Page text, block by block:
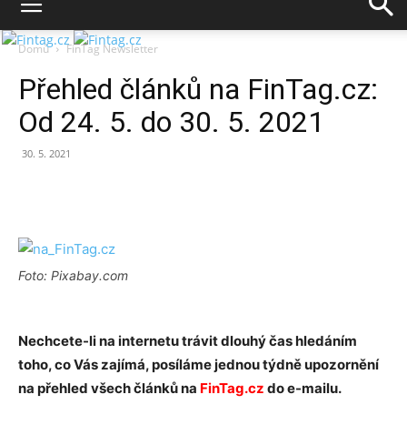
Domů FinTag Newsletter
Přehled článků na FinTag.cz:
Od 24. 5. do 30. 5. 2021
30. 5. 2021
Foto: Pixabay.com
Nechcete-li na internetu trávit dlouhý čas hledáním
toho, co Vás zajímá, posíláme jednou týdně upozornění
na přehled všech článků na FinTag.cz do e-mailu.